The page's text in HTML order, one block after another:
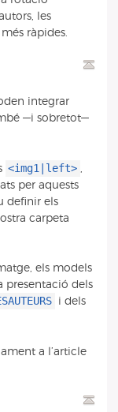
les
ràpides.
integrar
—i sobretot—
<img1|left>
per aquests
definir els
carpeta
els models
presentació dels
i dels
a l’article